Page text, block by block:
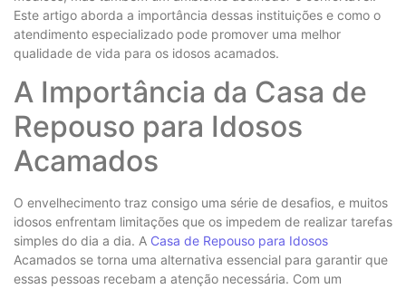
Este artigo aborda a importância dessas instituições e como o
atendimento especializado pode promover uma melhor
qualidade de vida para os idosos acamados.
A Importância da Casa de
Repouso para Idosos
Acamados
O envelhecimento traz consigo uma série de desafios, e muitos
idosos enfrentam limitações que os impedem de realizar tarefas
simples do dia a dia. A Casa de Repouso para Idosos
Acamados se torna uma alternativa essencial para garantir que
essas pessoas recebam a atenção necessária. Com um